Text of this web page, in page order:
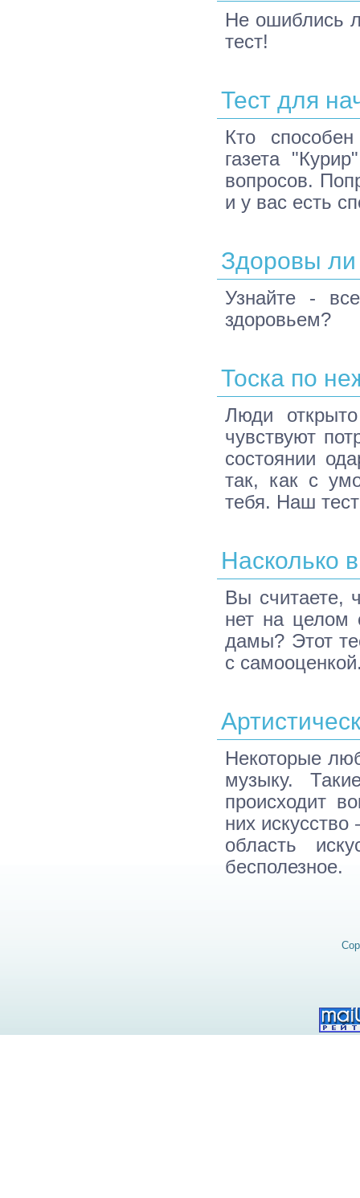
Не ошиблись
тест!
Тест для
Кто
газета
вопросов.
и у вас есть
Здоровы
Узнайте -
здоровьем?
Тоска по
Люди
чувствуют
состоянии
так, как с
тебя. Наш тест
Насколько
Вы считаете,
нет на целом
дамы? Этот
с
Некоторые
музыку.
происходит
них
область
бесполезное.